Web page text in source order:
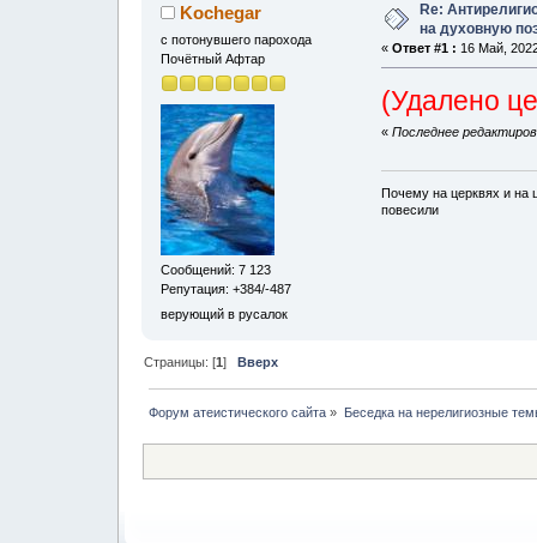
Kochegar
с потонувшего парохода
Почётный Афтар
Сообщений: 7 123
Репутация: +384/-487
верующий в русалок
Re:
на духовную
« Ответ #1 : 16 Май,
(Удалено
« Последнее
Почему на церквях и на
повесили
Страницы: [1]Вверх
Форум атеистического сайта » Беседка на нерелигиозные